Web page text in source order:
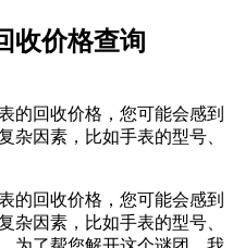
收价格查询
的回收价格，您可能会感到
杂因素，比如手表的型号、
的回收价格，您可能会感到
杂因素，比如手表的型号、